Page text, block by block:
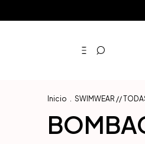
Inicio . SWIMWEAR //